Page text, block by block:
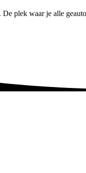
plek waar je alle